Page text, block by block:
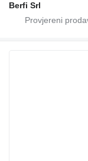
Berfi Srl